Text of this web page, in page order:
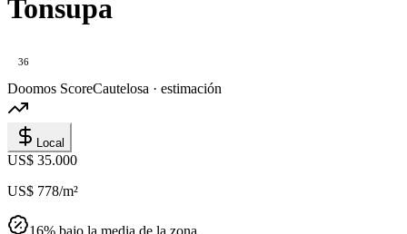
Tonsupa
36
Doomos ScoreCautelosa · estimación
Local
US$ 35.000
US$ 778/m²